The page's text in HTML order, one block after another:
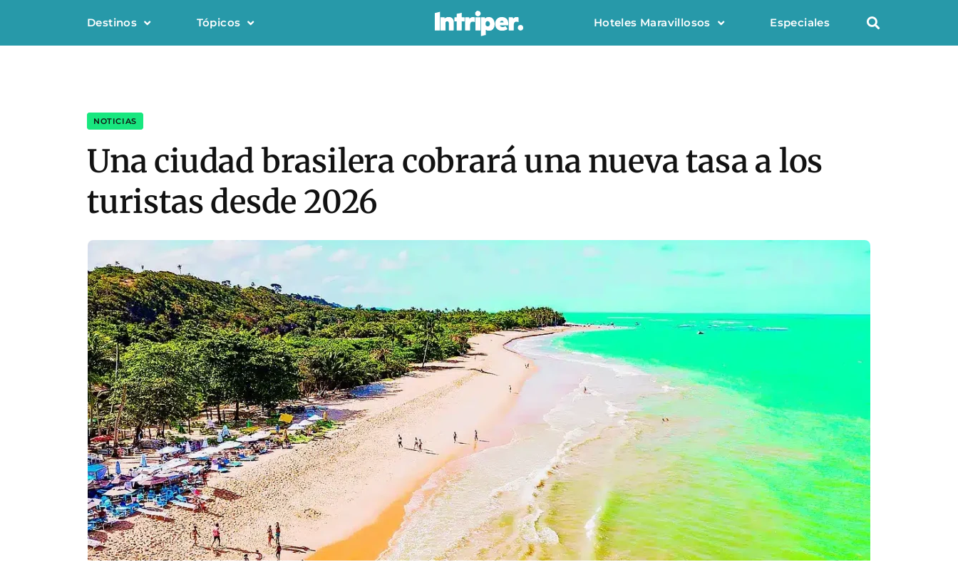
Destinos Tópicos Hoteles Maravillosos Especiales
NOTICIAS
Una ciudad brasilera cobrará una nueva tasa a los
turistas desde 2026